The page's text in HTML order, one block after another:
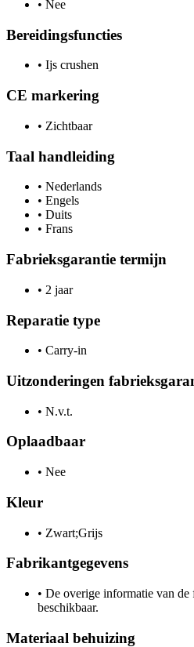
• Nee
Bereidingsfuncties
• Ijs crushen
CE markering
• Zichtbaar
Taal handleiding
• Nederlands
• Engels
• Duits
• Frans
Fabrieksgarantie termijn
• 2 jaar
Reparatie type
• Carry-in
Uitzonderingen
• N.v.t.
Oplaadbaar
• Nee
Kleur
• Zwart;Grijs
Fabrikantgegevens
• De overige informatie van de
beschikbaar.
Materiaal behuizing